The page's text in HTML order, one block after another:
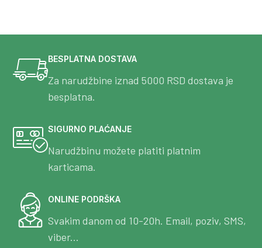
BESPLATNA DOSTAVA
Za narudžbine iznad 5000 RSD dostava je
besplatna.
SIGURNO PLAĆANJE
Narudžbinu možete platiti platnim
karticama.
ONLINE PODRŠKA
Svakim danom od 10-20h. Email, poziv, SMS,
viber...